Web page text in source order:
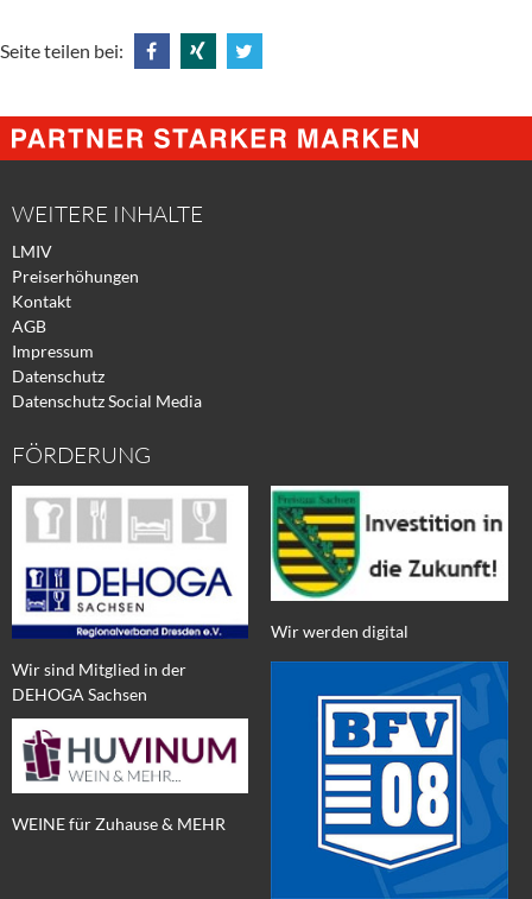
Seite teilen bei:
@
Facebook
@
Xing
@
Twitter
WEITERE INHALTE
LMIV
Preiserhöhungen
Kontakt
AGB
Impressum
Datenschutz
Datenschutz Social Media
FÖRDERUNG
Wir sind Mitglied in der
DEHOGA Sachsen
WEINE für Zuhause & MEHR
Wir werden digital